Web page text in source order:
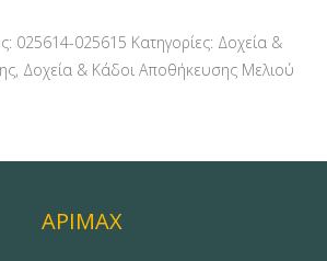
πολλαπλές
παραλλαγές.
Οι
να
025614-025615 Κατηγορίες: Δοχεία &
, Δοχεία & Κάδοι Αποθήκευσης Μελιού
APIMAX